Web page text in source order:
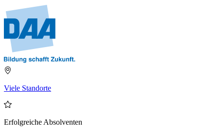
Viele Standorte
Erfolgreiche Absolventen